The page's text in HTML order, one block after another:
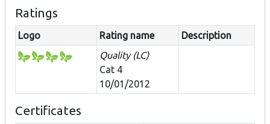
Ratings
Logo Rating name
Description
Quality (LC)
Cat 4
10/01/2012
Certificates